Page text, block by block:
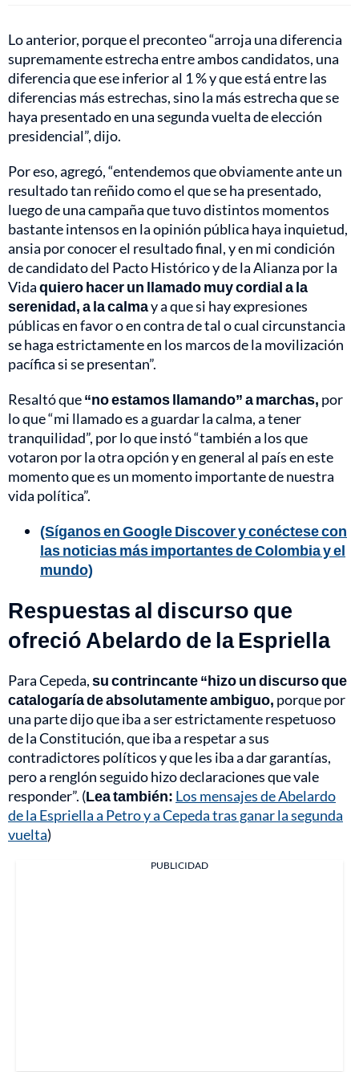
Lo anterior, porque el preconteo “arroja una diferencia
supremamente estrecha entre ambos candidatos, una
diferencia que ese inferior al 1 % y que está entre las
diferencias más estrechas, sino la más estrecha que se
haya presentado en una segunda vuelta de elección
presidencial”, dijo.
Por eso, agregó, “entendemos que obviamente ante un
resultado tan reñido como el que se ha presentado,
luego de una campaña que tuvo distintos momentos
bastante intensos en la opinión pública haya inquietud,
ansia por conocer el resultado final, y en mi condición
de candidato del Pacto Histórico y de la Alianza por la
Vidaquiero hacer un llamado muy cordial a la
serenidad, a la calmay a que si hay expresiones
públicas en favor o en contra de tal o cual circunstancia
se haga estrictamente en los marcos de la movilización
pacífica si se presentan”.
Resaltó que“no estamos llamando” a marchas, por
lo que “mi llamado es a guardar la calma, a tener
tranquilidad”, por lo que instó “también a los que
votaron por la otra opción y en general al país en este
momento que es un momento importante de nuestra
vida política”.
(Síganos en Google Discover y conéctese con
las noticias más importantes de Colombia y el
mundo)
Respuestas al discurso que
ofreció Abelardo de la Espriella
Para Cepeda,su contrincante “hizo un discurso que
catalogaría de absolutamente ambiguo, porque por
una parte dijo que iba a ser estrictamente respetuoso
de la Constitución, que iba a respetar a sus
contradictores políticos y que les iba a dar garantías,
pero a renglón seguido hizo declaraciones que vale
responder”. (Lea también: Los mensajes de Abelardo
de la Espriella a Petro y a Cepeda tras ganar la segunda
vuelta)
PUBLICIDAD